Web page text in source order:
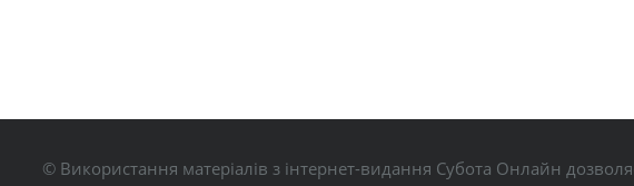
© Використання матеріалів з інтернет-видання Субота Онлайн